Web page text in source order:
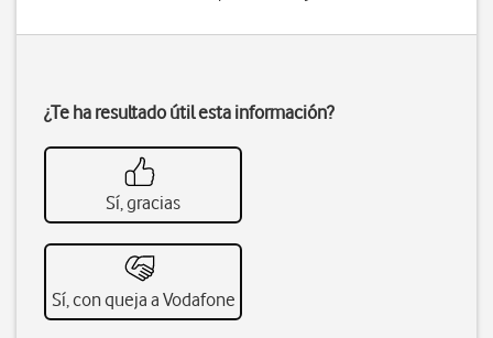
¿Te ha resultado útil esta información?
Sí, gracias
Sí, con queja a Vodafone